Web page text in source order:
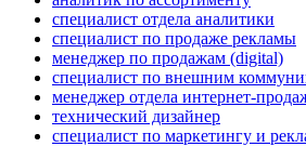
специалист отдела аналитики
специалист по продаже рекламы
менеджер по продажам (digital)
специалист по внешним
менеджер отдела интернет-
технический дизайнер
специалист по маркетингу и